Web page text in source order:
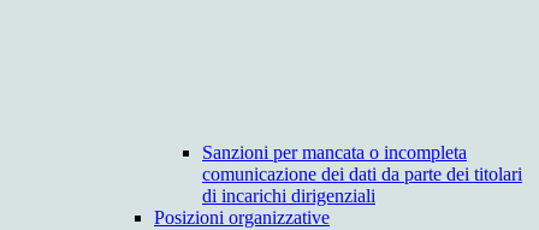
Sanzioni per mancata o incompleta
comunicazione dei dati da parte dei titolari
di incarichi dirigenziali
Posizioni organizzative